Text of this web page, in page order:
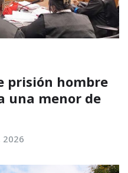
prisión hombre
una menor de
2026